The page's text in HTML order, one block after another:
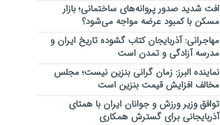
افت شدید صدور پروانه‌های ساختمانی؛ بازار
مسکن با کمبود عرضه مواجه می‌شود؟
مهاجرانی: آذربایجان کتاب گشوده تاریخ ایران و
مدرسه آزادگی و تمدن است
نماینده البرز: زمان گرانی بنزین نیست؛ مجلس
مخالف افزایش قیمت بنزین است
توافق وزیر ورزش و جوانان ایران با همتای
آذربایجانی برای گسترش همکاری